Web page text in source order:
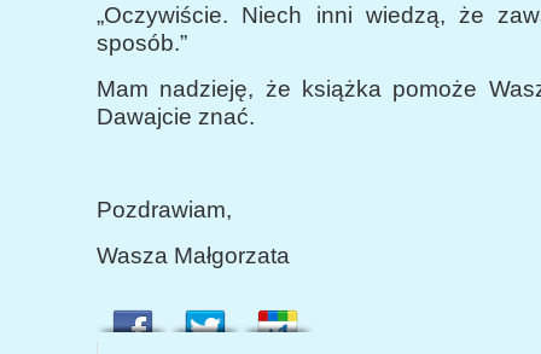
„Oczywiście. Niech inni wiedzą, że
sposób.”
Mam nadzieję, że książka pomoże
Dawajcie znać.
Pozdrawiam,
Wasza Małgorzata